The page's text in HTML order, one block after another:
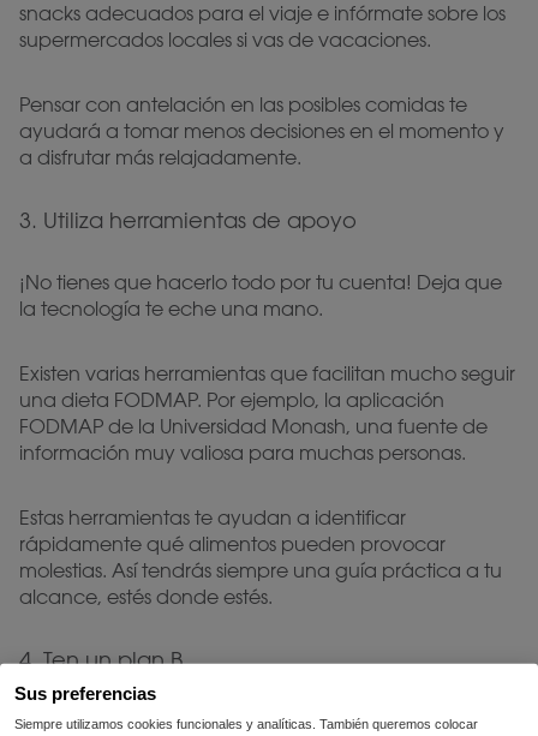
Sus preferencias
Siempre utilizamos cookies funcionales y analíticas. También queremos colocar
snacks adecuados para el viaje e infórmate sobre los
supermercados locales si vas de vacaciones.
Pensar con antelación en las posibles comidas te
ayudará a tomar menos decisiones en el momento y
a disfrutar más relajadamente.
3. Utiliza herramientas de apoyo
¡No tienes que hacerlo todo por tu cuenta! Deja que
la tecnología te eche una mano.
Existen varias herramientas que facilitan mucho seguir
una dieta FODMAP. Por ejemplo, la aplicación
FODMAP de la Universidad Monash, una fuente de
información muy valiosa para muchas personas.
Estas herramientas te ayudan a identificar
rápidamente qué alimentos pueden provocar
molestias. Así tendrás siempre una guía práctica a tu
alcance, estés donde estés.
4. Ten un plan B
Sí, a veces puedes planificar y prepararlo todo